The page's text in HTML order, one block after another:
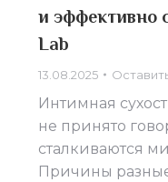
и эффективно
Lab
13.08.2025
Интимная
не принято
сталкиваются
Причины